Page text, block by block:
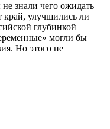
знали чего ожидать –
край, улучшились ли
глубинкой
могли бы
Но этого не